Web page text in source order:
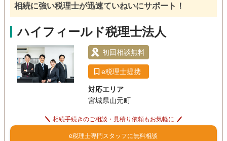
相続に強い税理士が迅速ていねいにサポート！
ハイフィールド税理士法人
初回相談無料
e税理士提携
対応エリア
宮城県山元町
相続手続きのご相談・見積り依頼もお気軽に
e税理士専門スタッフに無料相談